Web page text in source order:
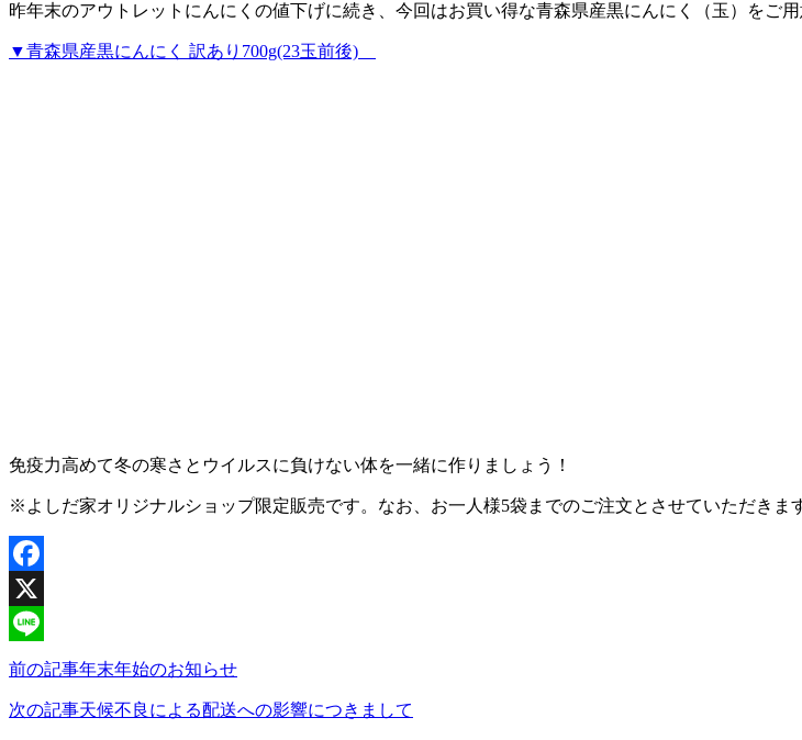
昨年末のアウトレットにんにくの値下げに続き、今回はお買い得な青森県産黒にんにく（玉）をご用
▼青森県産黒にんにく 訳あり700g(23玉前後)
免疫力高めて冬の寒さとウイルスに負けない体を一緒に作りましょう！
※よしだ家オリジナルショップ限定販売です。なお、お一人様5袋までのご注文とさせていただきま
Facebook
X
Line
前の記事年末年始のお知らせ
次の記事天候不良による配送への影響につきまして